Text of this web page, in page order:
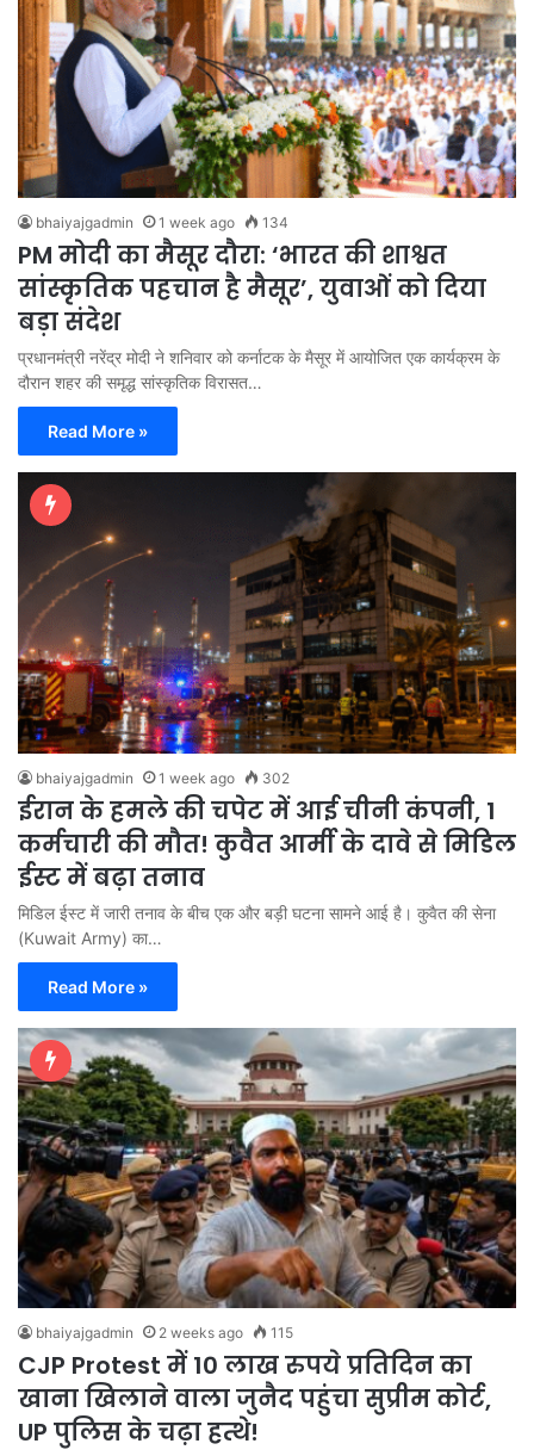
bhaiyajgadmin 1 week ago 134
PM मोदी का मैसूर दौरा: ‘भारत की शाश्वत
सांस्कृतिक पहचान है मैसूर’, युवाओं को दिया
बड़ा संदेश
प्रधानमंत्री नरेंद्र मोदी ने शनिवार को कर्नाटक के मैसूर में आयोजित एक कार्यक्रम के
दौरान शहर की समृद्ध सांस्कृतिक विरासत…
Read More »
bhaiyajgadmin 1 week ago 302
ईरान के हमले की चपेट में आई चीनी कंपनी, 1
कर्मचारी की मौत! कुवैत आर्मी के दावे से मिडिल
ईस्ट में बढ़ा तनाव
मिडिल ईस्ट में जारी तनाव के बीच एक और बड़ी घटना सामने आई है। कुवैत की सेना
(Kuwait Army) का…
Read More »
bhaiyajgadmin 2 weeks ago 115
CJP Protest में 10 लाख रुपये प्रतिदिन का
खाना खिलाने वाला जुनैद पहुंचा सुप्रीम कोर्ट,
UP पुलिस के चढ़ा हत्थे!